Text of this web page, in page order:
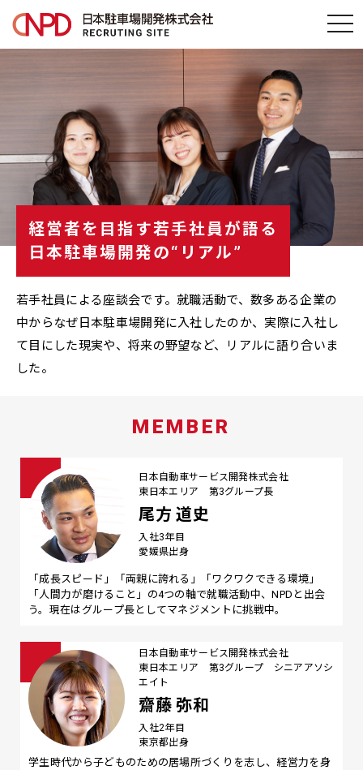
t
a
経営者を目指す若手社員が語る
日本駐車場開発の“リアル”
若手社員による座談会です。就職活動で、数多ある企業の
中からなぜ日本駐車場開発に入社したのか、実際に入社し
て目にした現実や、将来の野望など、リアルに語り合いま
した。
MEMBER
日本自動車サービス開発株式会社
東日本エリア 第3グループ長
尾方 道史
入社3年目
愛媛県出身
「成長スピード」「両親に誇れる」「ワクワクできる環境」
「人間力が磨けること」の4つの軸で就職活動中、NPDと出会
う。現在はグループ長としてマネジメントに挑戦中。
日本自動車サービス開発株式会社
東日本エリア 第3グループ シニアアソシ
エイト
齋藤 弥和
入社2年目
東京都出身
学生時代から子どものための居場所づくりを志し、経営力を身